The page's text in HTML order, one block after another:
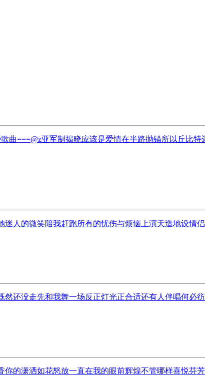
曲===@z亚军制揭晓应该是爱情在半路抛锚所以丘比
人的微笑陪我赶跑所有的忧伤与烦恼上演天造地设情
还没走先和我舞一场反正灯光正合适还有人伴唱何必
的潇洒如花怒放一直在我的眼前辉煌不管哪样喜悦芬